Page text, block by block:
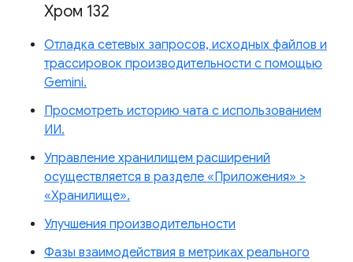
Хром 132
Отладка сетевых запросов, исходных файлов и
трассировок производительности с помощью
Gemini.
Просмотреть историю чата с использованием
ИИ.
Управление хранилищем расширений
осуществляется в разделе «Приложения» >
«Хранилище».
Улучшения производительности
Фазы взаимодействия в метриках реального